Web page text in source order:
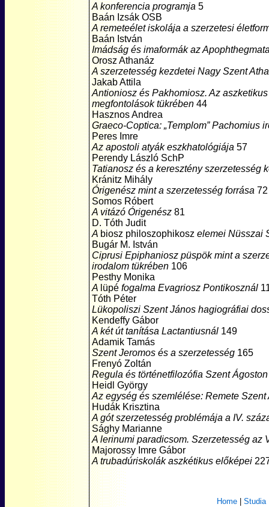
A konferencia programja 5
Baán Izsák OSB
A remeteélet iskolája a szerzetesi
Baán István
Imádság és imaformák az
Orosz Athanáz
A szerzetesség kezdetei Nagy Szent
Jakab Attila
Antioniosz és Pakhomiosz. Az
megfontolások tükrében 44
Hasznos Andrea
Graeco-Coptica: „Templom” Pachomius
Peres Imre
Az apostoli atyák eszkhatológiája 57
Perendy László SchP
Tatianosz és a keresztény szerzetesség
Kránitz Mihály
Órigenész mint a szerzetesség forrása 72
Somos Róbert
A vitázó Órigenész 81
D. Tóth Judit
Abiosz philoszophikosz elemei Nüsszai
Bugár M. István
Ciprusi Epiphaniosz püspök mint a
irodalom tükrében 106
Pesthy Monika
Alüpéfogalma Evagriosz Pontikosznál
Tóth Péter
Lükopoliszi Szent János hagiográfiai
Kendeffy Gábor
A két út tanítása Lactantiusnál 149
Adamik Tamás
Szent Jeromos és a szerzetesség 165
Frenyó Zoltán
Regula és történetfilozófia Szent
Heidl György
Az egység és szemlélése: Remete
Hudák Krisztina
A gót szerzetesség problémája a IV.
Sághy Marianne
A lerinumi paradicsom. Szerzetesség az
Majorossy Imre Gábor
A trubadúriskolák aszkétikus előképei
Home | Studia